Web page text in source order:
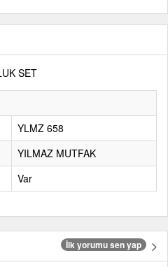
SET
YLMZ 658
YILMAZ MUTFAK
Var
İlk yorumu sen yap